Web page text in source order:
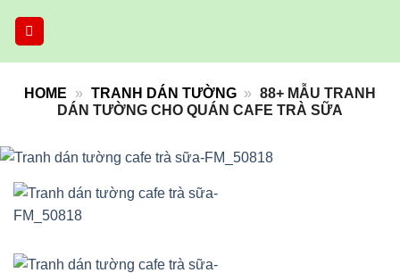
HOME » TRANH DÁN TƯỜNG » 88+ MẪU TRANH
DÁN TƯỜNG CHO QUÁN CAFE TRÀ SỮA